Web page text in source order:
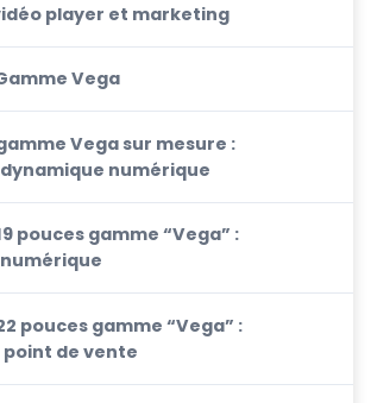
player et marketing
Vega
Vega sur mesure :
numérique
pouces gamme “Vega” :
pouces gamme “Vega” :
de vente